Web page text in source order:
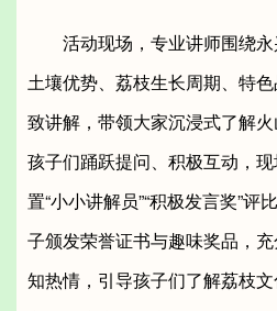
活动现场，专业讲师围绕
土壤优势、荔枝生长周期、特
致讲解，带领大家沉浸式了解火
孩子们踊跃提问、积极互动，
置“小小讲解员”“积极发言奖”评
子颁发荣誉证书与趣味奖品，
知热情，引导孩子们了解荔枝